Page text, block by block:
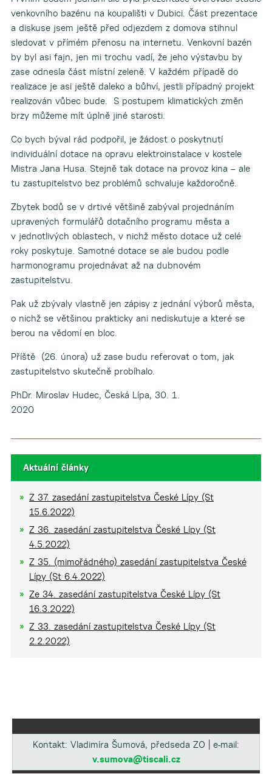
venkovního bazénu na koupališti v Dubici. Část prezentace
a diskuse jsem ještě před odjezdem z domova stihnul
sledovat v přímém přenosu na internetu. Venkovní bazén
by byl asi fajn, jen mi trochu vadí, že jeho výstavbu by
zase odnesla část místní zeleně. V každém případě do
realizace je asi ještě daleko a bůhví, jestli případný projekt
realizován vůbec bude. S postupem klimatických změn
brzy můžeme mít úplně jiné starosti.
Co bych býval rád podpořil, je žádost o poskytnutí
individuální dotace na opravu elektroinstalace v kostele
Mistra Jana Husa. Stejně tak dotace na provoz kina – ale
tu zastupitelstvo bez problémů schvaluje každoročně.
Zbytek bodů se v drtivé většině zabýval projednáním
upravených formulářů dotačního programu města a
v jednotlivých oblastech, v nichž město dotace už celé
roky poskytuje. Samotné dotace se ale budou podle
harmonogramu projednávat až na dubnovém
zastupitelstvu.
Pak už zbývaly vlastně jen zápisy z jednání výborů města,
o nichž se většinou prakticky ani nediskutuje a které se
berou na vědomí en bloc.
Příště (26. února) už zase budu referovat o tom, jak
zastupitelstvo skutečně probíhalo.
PhDr. Miroslav Hudec, Česká Lípa, 30. 1.
Aktuální články
Z 37. zasedání zastupitelstva České Lípy (St
15.6.2022)
Z 36. zasedání zastupitelstva České Lípy (St
4.5.2022)
Z 35. (mimořádného) zasedání zastupitelstva České
Lípy (St 6.4.2022)
Ze 34. zasedání zastupitelstva České Lípy (St
16.3.2022)
Z 33. zasedání zastupitelstva České Lípy (St
2.2.2022)
Kontakt: Vladimíra Šumová, předseda ZO | e-mail:
v.sumova@tiscali.cz